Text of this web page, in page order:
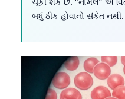
બધું ઠીક હોવાનો સંકેત નથી.
বাংলা
தமிழ்